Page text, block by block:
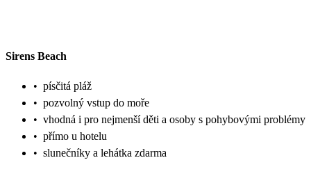
Sirens Beach
• písčitá pláž
• pozvolný vstup do moře
• vhodná i pro nejmenší děti a osoby s pohybovými problémy
• přímo u hotelu
• slunečníky a lehátka zdarma